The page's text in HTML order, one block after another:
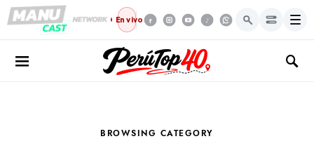
En vivo Menú
BROWSING CATEGORY